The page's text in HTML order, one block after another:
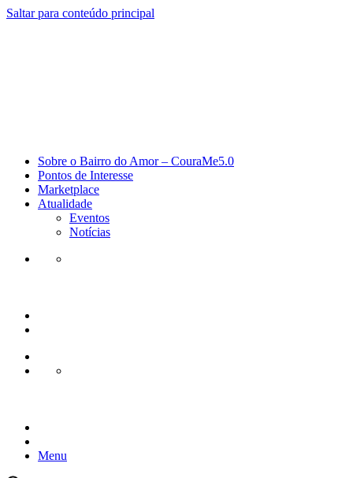
Saltar para conteúdo principal
Sobre o Bairro do Amor – CouraMe5.0
Pontos de Interesse
Marketplace
Atualidade
Eventos
Notícias
Menu